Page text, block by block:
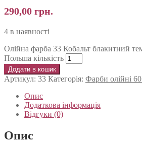
290,00 грн.
4 в наявності
Олійна фарба 33 Кобальт блакитний
Польша кількість
Додати в кошик
Артикул: 33 Категорія: Фарби олійні
Опис
Додаткова інформація
Відгуки (0)
Опис